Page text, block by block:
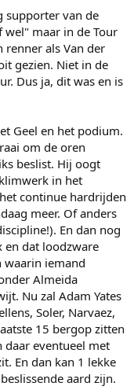
supporter van de
wel" maar in de Tour
renner als Van der
gezien. Niet in de
Dus ja, dit was en is
Geel en het podium.
om de oren
beslist. Hij oogt
in het
continue hardrijden
meer. Of anders
En dan nog
en dat loodzware
waarin iemand
Almeida
Nu zal Adam Yates
Soler, Narvaez,
15 bergop zitten
daar eventueel met
En dan kan 1 lekke
aard zijn.